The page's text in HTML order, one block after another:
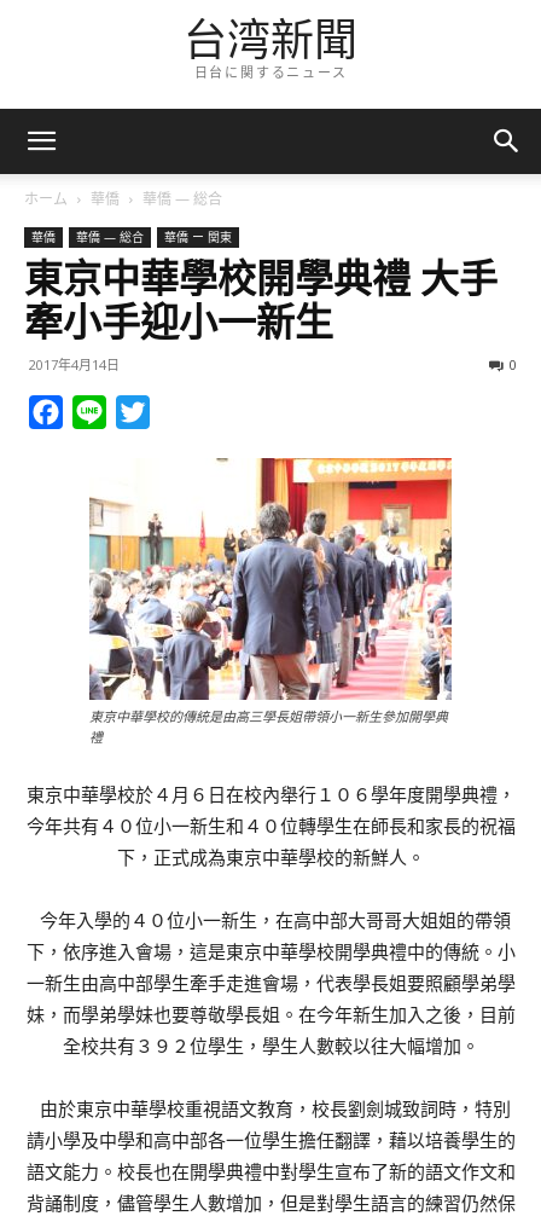
台湾新聞
日台に関するニュース
ホーム 華僑 華僑 — 総合
華僑 華僑 — 総合 華僑 ー 関東
東京中華學校開學典禮 大手
牽小手迎小一新生
2017年4月14日 0
Facebook
Line
東京中華學校的傳統是由高三學長姐帶領小一新生參加開學典
禮
東京中華學校於４月６日在校內舉行１０６學年度開學典禮，
今年共有４０位小一新生和４０位轉學生在師長和家長的祝福
下，正式成為東京中華學校的新鮮人。
今年入學的４０位小一新生，在高中部大哥哥大姐姐的帶領
下，依序進入會場，這是東京中華學校開學典禮中的傳統。小
一新生由高中部學生牽手走進會場，代表學長姐要照顧學弟學
妹，而學弟學妹也要尊敬學長姐。在今年新生加入之後，目前
全校共有３９２位學生，學生人數較以往大幅增加。
由於東京中華學校重視語文教育，校長劉劍城致詞時，特別
請小學及中學和高中部各一位學生擔任翻譯，藉以培養學生的
語文能力。校長也在開學典禮中對學生宣布了新的語文作文和
背誦制度，儘管學生人數增加，但是對學生語言的練習仍然保